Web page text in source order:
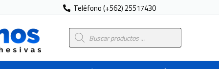
Teléfono (+562) 25517430
Búsqueda
de